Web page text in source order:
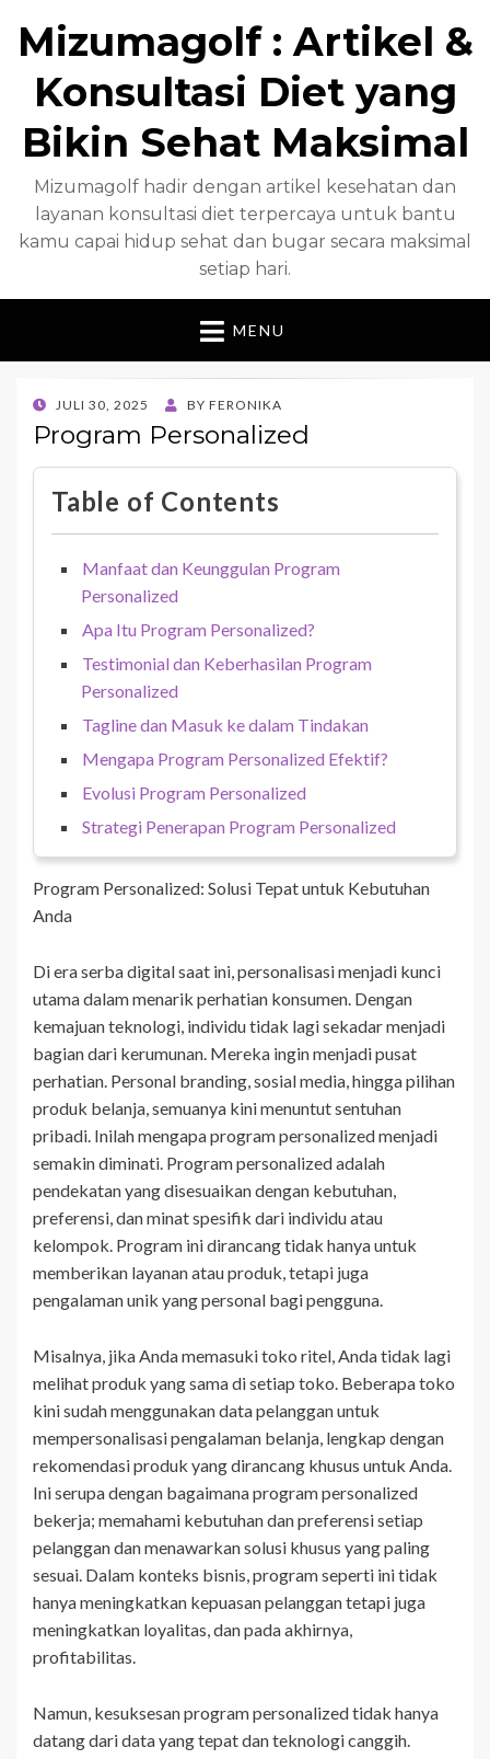
Mizumagolf : Artikel &
Konsultasi Diet yang
Bikin Sehat Maksimal
Mizumagolf hadir dengan artikel kesehatan dan
layanan konsultasi diet terpercaya untuk bantu
kamu capai hidup sehat dan bugar secara maksimal
setiap hari.
MENU
POSTED
ON
JULI 30, 2025 BY FERONIKA
Program Personalized
Table of Contents
Manfaat dan Keunggulan Program
Personalized
Apa Itu Program Personalized?
Testimonial dan Keberhasilan Program
Personalized
Tagline dan Masuk ke dalam Tindakan
Mengapa Program Personalized Efektif?
Evolusi Program Personalized
Strategi Penerapan Program Personalized
Program Personalized: Solusi Tepat untuk Kebutuhan
Anda
Di era serba digital saat ini, personalisasi menjadi kunci
utama dalam menarik perhatian konsumen. Dengan
kemajuan teknologi, individu tidak lagi sekadar menjadi
bagian dari kerumunan. Mereka ingin menjadi pusat
perhatian. Personal branding, sosial media, hingga pilihan
produk belanja, semuanya kini menuntut sentuhan
pribadi. Inilah mengapa program personalized menjadi
semakin diminati. Program personalized adalah
pendekatan yang disesuaikan dengan kebutuhan,
preferensi, dan minat spesifik dari individu atau
kelompok. Program ini dirancang tidak hanya untuk
memberikan layanan atau produk, tetapi juga
pengalaman unik yang personal bagi pengguna.
Misalnya, jika Anda memasuki toko ritel, Anda tidak lagi
melihat produk yang sama di setiap toko. Beberapa toko
kini sudah menggunakan data pelanggan untuk
mempersonalisasi pengalaman belanja, lengkap dengan
rekomendasi produk yang dirancang khusus untuk Anda.
Ini serupa dengan bagaimana program personalized
bekerja; memahami kebutuhan dan preferensi setiap
pelanggan dan menawarkan solusi khusus yang paling
sesuai. Dalam konteks bisnis, program seperti ini tidak
hanya meningkatkan kepuasan pelanggan tetapi juga
meningkatkan loyalitas, dan pada akhirnya,
profitabilitas.
Namun, kesuksesan program personalized tidak hanya
datang dari data yang tepat dan teknologi canggih.